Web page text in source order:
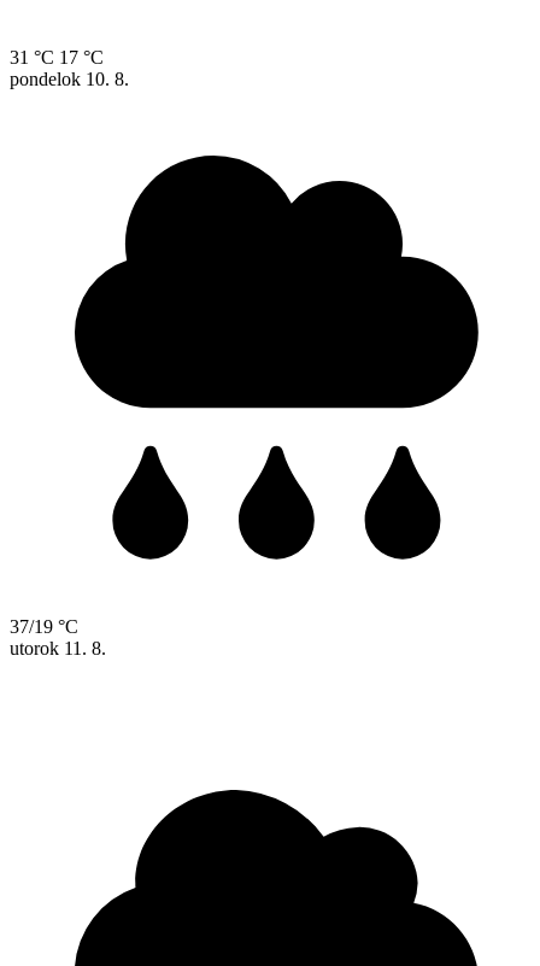
31 °C 17 °C
pondelok 10. 8.
37/19 °C
utorok 11. 8.